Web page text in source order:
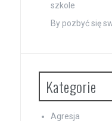
szkole
By pozbyć się
Kategorie
Agresja